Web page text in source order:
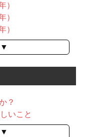
）
）
）
▼
？
いこと
▼